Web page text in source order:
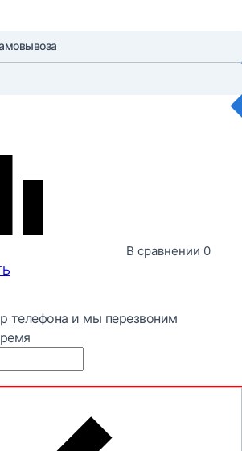
В сравнении 0
телефона и мы перезвоним